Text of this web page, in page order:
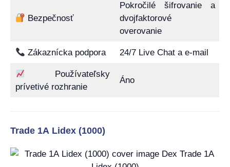
Bezpečnosť
Pokročilé šifrovanie a
dvojfaktorové
overovanie
Zákaznícka podpora 24/7 Live Chat a e-mail
Používateľsky
prívetivé rozhranie
Áno
Trade 1A Lidex (1000)